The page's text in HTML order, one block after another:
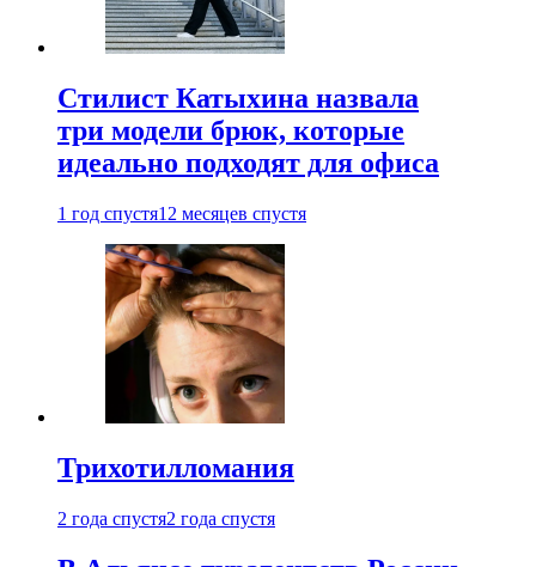
Стилист Катыхина назвала
три модели брюк, которые
идеально подходят для офиса
1 год спустя12 месяцев спустя
Трихотилломания
2 года спустя2 года спустя